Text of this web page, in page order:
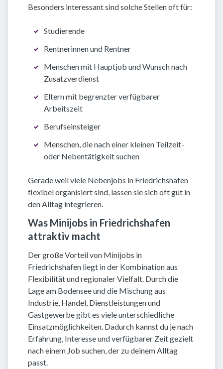
Besonders interessant sind solche Stellen oft für:
Studierende
Rentnerinnen und Rentner
Menschen mit Hauptjob und Wunsch nach
Zusatzverdienst
Eltern mit begrenzter verfügbarer
Arbeitszeit
Berufseinsteiger
Menschen, die nach einer kleinen Teilzeit-
oder Nebentätigkeit suchen
Gerade weil viele Nebenjobs in Friedrichshafen
flexibel organisiert sind, lassen sie sich oft gut in
den Alltag integrieren.
Was Minijobs in Friedrichshafen
attraktiv macht
Der große Vorteil von Minijobs in
Friedrichshafen liegt in der Kombination aus
Flexibilität und regionaler Vielfalt. Durch die
Lage am Bodensee und die Mischung aus
Industrie, Handel, Dienstleistungen und
Gastgewerbe gibt es viele unterschiedliche
Einsatzmöglichkeiten. Dadurch kannst du je nach
Erfahrung, Interesse und verfügbarer Zeit gezielt
nach einem Job suchen, der zu deinem Alltag
passt.